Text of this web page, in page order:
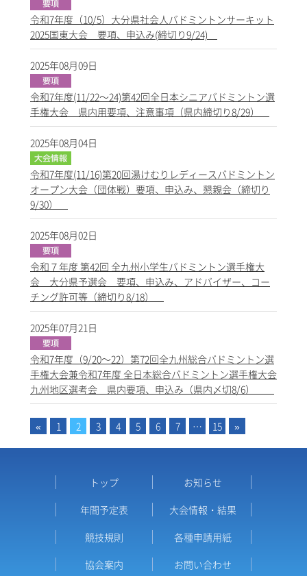
令和7年度（10/5）大分県社会人バドミントンサーキット
2025国東大会 要項、申込み(締切り9/24)
2025年08月09日
令和7年度(11/22～24)第42回全日本シニアバドミントン選
手権大会 県内用要項、注意事項（県内締切り8/29）
2025年08月04日
令和7年度(11/16)第20回湯けむりレディースバドミントン
オープン大会（団体戦）要項、申込み、懇親会（締切り
9/30）
2025年08月02日
令和７年度 第42回 全九州小学生バドミントン選手権大
会 大分県予選会 要項、申込み、アドバイザー、コー
チング許可等（締切り8/18）
2025年07月21日
令和7年度（9/20～22）第72回全九州総合バドミントン選
手権大会兼令和7年度 全日本総合バドミントン選手権大会
九州地区選考会 県内要項、申込み（県内〆切8/6）
« 1 2 3 4 5 6 7 … 15 »
トップ
お知らせ
年間予定表
大会情報・結果
競技規則
各種申請用紙
協会案内
お問い合わせ